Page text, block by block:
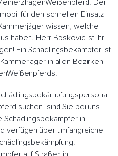
Der
für den schnellen Einsatz
wissen, welche
haben. Herr Boskovic ist Ihr
Ein Schädlingsbekämpfer ist
in allen Bezirken
suchen, sind Sie bei uns
Schädlingsbekämpfer in
verfügen über umfangreiche
auf Straßen in